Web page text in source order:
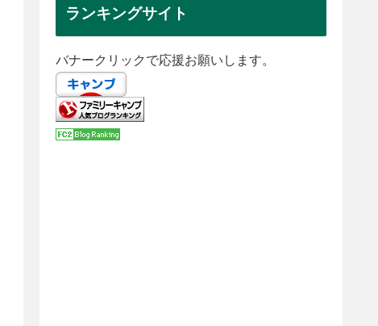
ランキングサイト
バナークリックで応援お願いします。